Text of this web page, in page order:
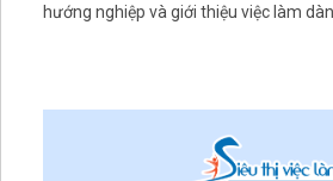
hướng nghiệp và giới thiệu việc làm